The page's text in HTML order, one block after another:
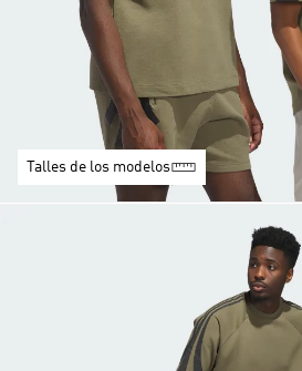
Talles de los modelos